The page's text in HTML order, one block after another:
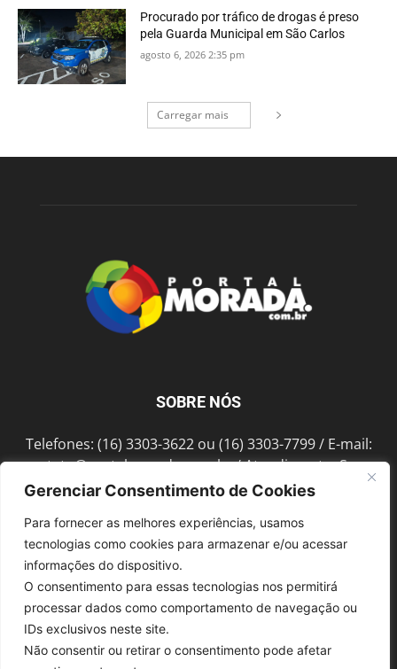
Gerenciar Consentimento de Cookies
Para fornecer as melhores experiências, usamos
tecnologias como cookies para armazenar e/ou acessar
informações do dispositivo.
O consentimento para essas tecnologias nos permitirá
processar dados como comportamento de navegação ou
IDs exclusivos neste site.
Não consentir ou retirar o consentimento pode afetar
Procurado por tráfico de drogas é preso
pela Guarda Municipal em São Carlos
agosto 6, 2026 2:35 pm
Carregar mais
SOBRE NÓS
Telefones: (16) 3303-3622 ou (16) 3303-7799 / E-mail:
contato@portalmorada.com.br/ Atendimento: Seg a
Sex das 8h às 18h / Endereço: Av. Bento de Abreu, 889
SIGA-NOS